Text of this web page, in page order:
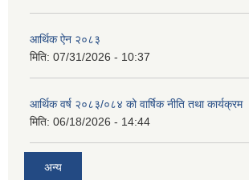
आर्थिक ऐन २०८३
मिति: 07/31/2026 - 10:37
आर्थिक वर्ष २०८३/०८४ को वार्षिक नीति तथा कार्यक्रम
मिति: 06/18/2026 - 14:44
अन्य